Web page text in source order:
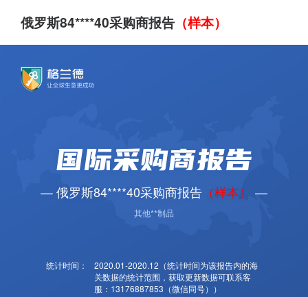
俄罗斯84****40采购商报告（样本）
国际采购商报告
— 俄罗斯84****40采购商报告 （样本） —
其他**制品
统计时间：
2020.01-2020.12（统计时间为该报告内的海
关数据的统计范围，获取更新数据可联系客
服：13176887853（微信同号））